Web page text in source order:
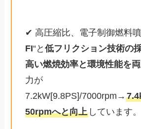
✔ 高圧縮比、電子制御燃料
FI“と低フリクション技術の
高い燃焼効率と環境性能を
力が
7.2kW[9.8PS]/7000rpm→
50rpmへと向上 しています。